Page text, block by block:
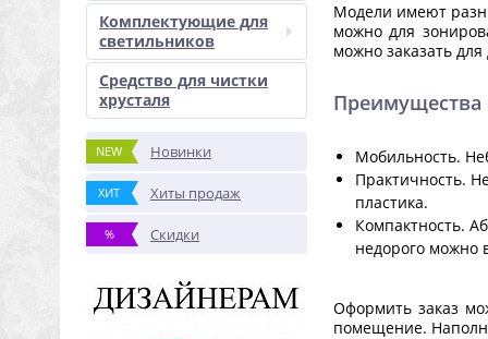
Комплектующие для
светильников
Средство для чистки
хрусталя
NEW Новинки
ХИТ Хиты продаж
% Скидки
Модели имеют
можно для
можно заказать
Преимущества
Мобильность.
Практичность.
пластика.
Компактность.
недорого можно
Оформить заказ
помещение.